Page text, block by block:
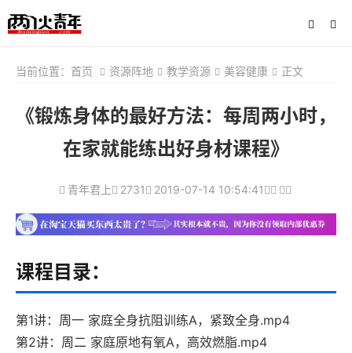
当前位置： 首页 资源阵地 教学资源 美容健康 正文
《锻炼身体的最好方法：每周两小时，
在家就能练出好身材课程》
青年君上 2731 2019-07-14 10:54:41
课程目录：
第1讲：周一 家庭全身抗阻训练A，紧致全身.mp4
第2讲：周二 家庭原地有氧A，高效燃脂.mp4